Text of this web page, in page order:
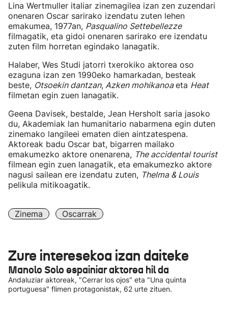
Lina Wertmuller italiar zinemagilea izan zen zuzendari
onenaren Oscar sarirako izendatu zuten lehen
emakumea, 1977an, Pasqualino Settebellezze
filmagatik, eta gidoi onenaren sarirako ere izendatu
zuten film horretan egindako lanagatik.
Halaber, Wes Studi jatorri txerokiko aktorea oso
ezaguna izan zen 1990eko hamarkadan, besteak
beste, Otsoekin dantzan, Azken mohikanoaeta Heat
filmetan egin zuen lanagatik.
Geena Davisek, bestalde, Jean Hersholt saria jasoko
du, Akademiak lan humanitario nabarmena egin duten
zinemako langileei ematen dien aintzatespena.
Aktoreak badu Oscar bat, bigarren mailako
emakumezko aktore onenarena, The accidental tourist
filmean egin zuen lanagatik, eta emakumezko aktore
nagusi sailean ere izendatu zuten, Thelma & Louis
pelikula mitikoagatik.
Zinema Oscarrak
Zure interesekoa izan daiteke
Manolo Solo espainiar aktorea hil da
Andaluziar aktoreak, "Cerrar los ojos" eta "Una quinta
portuguesa" flimen protagonistak, 62 urte zituen.